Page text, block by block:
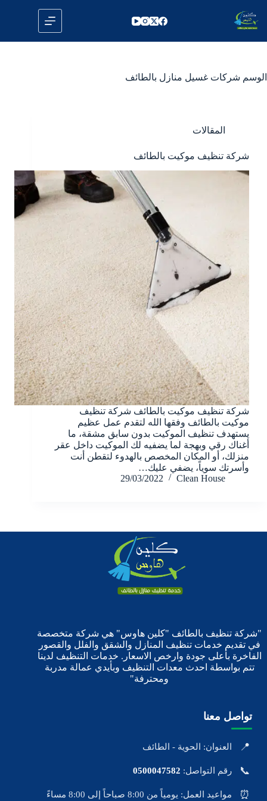
إلى
المحتوى
الوسم شركات غسيل منازل بالطائف
المقالات
شركة تنظيف موكيت بالطائف
شركة تنظيف موكيت بالطائف شركة تنظيف
موكيت بالطائف وفقها الله لتقدم عمل عظيم
يستهدف تنظيف الموكيت بدون سابق مشقة، ما
أغناك رقي وبهجة لما يضفيه لك الموكيت داخل عقر
منزلك، أو المكان المخصص بالهدوء لتقطن أنت
وأسرتك سوياً، يضفي عليك…
Clean House
29/03/2022
"شركة تنظيف بالطائف "كلين هاوس" هي شركة متخصصة
في تقديم خدمات تنظيف المنازل والشقق والفلل والقصور
الفاخرة بأعلى جودة وارخص الاسعار. خدمات التنظيف لدينا
تتم بواسطة احدث معدات التنظيف وبأيدي عمالة مدربة
ومحترفة"
تواصل معنا
📍 العنوان: الحوية - الطائف
📞 رقم التواصل: 0500047582
⏰ مواعيد العمل: يومياً من 8:00 صباحاً إلى 8:00 مساءً